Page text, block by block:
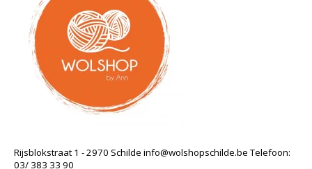
Rijsblokstraat 1 - 2970 Schilde info@wolshopschilde.beTelefoon:
03/ 383 33 90